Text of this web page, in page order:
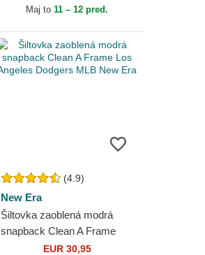
Dodgers MLB 47 Brand
Maj to11 – 12 pred.
(4.9)
New Era
Šiltovka zaoblená modrá
snapback Clean A Frame
Los Angeles Dodgers MLB
EUR 30,95